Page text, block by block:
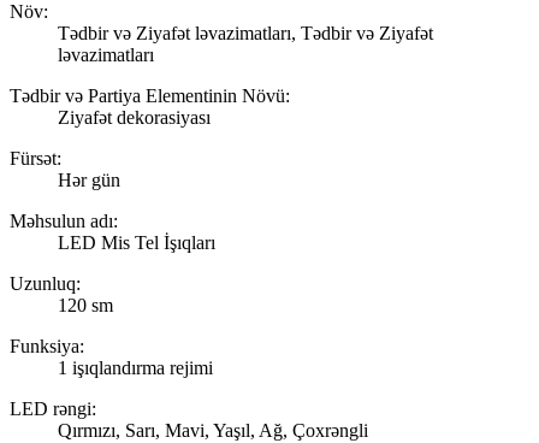
Növ:
Tədbir və Ziyafət ləvazimatları, Tədbir və Ziyafət
ləvazimatları
Tədbir və Partiya Elementinin Növü:
Ziyafət dekorasiyası
Fürsət:
Hər gün
Məhsulun adı:
LED Mis Tel İşıqları
Uzunluq:
120 sm
Funksiya:
1 işıqlandırma rejimi
LED rəngi:
Qırmızı, Sarı, Mavi, Yaşıl, Ağ, Çoxrəngli